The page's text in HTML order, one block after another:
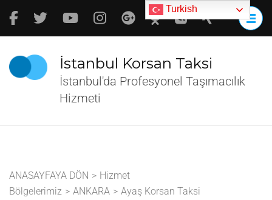
İçeriğe
atla
tuşuna
basın)
İstanbul Korsan Taksi
İstanbul'da Profesyonel Taşımacılık
Hizmeti
ANASAYFAYA DÖN > Hizmet
Bölgelerimiz > ANKARA > Ayaş Korsan Taksi
Turkish